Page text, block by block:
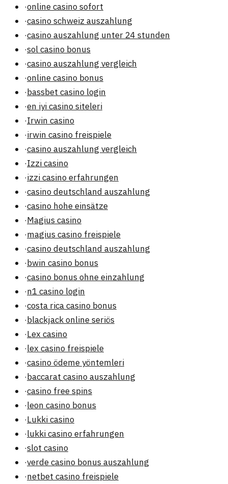
·online casino sofort
·casino schweiz auszahlung
·casino auszahlung unter 24 stunden
·sol casino bonus
·casino auszahlung vergleich
·online casino bonus
·bassbet casino login
·en iyi casino siteleri
·Irwin casino
·irwin casino freispiele
·casino auszahlung vergleich
·Izzi casino
·izzi casino erfahrungen
·casino deutschland auszahlung
·casino hohe einsätze
·Magius casino
·magius casino freispiele
·casino deutschland auszahlung
·bwin casino bonus
·casino bonus ohne einzahlung
·n1 casino login
·costa rica casino bonus
·blackjack online seriös
·Lex casino
·lex casino freispiele
·casino ödeme yöntemleri
·baccarat casino auszahlung
·casino free spins
·leon casino bonus
·Lukki casino
·lukki casino erfahrungen
·slot casino
·verde casino bonus auszahlung
·netbet casino freispiele